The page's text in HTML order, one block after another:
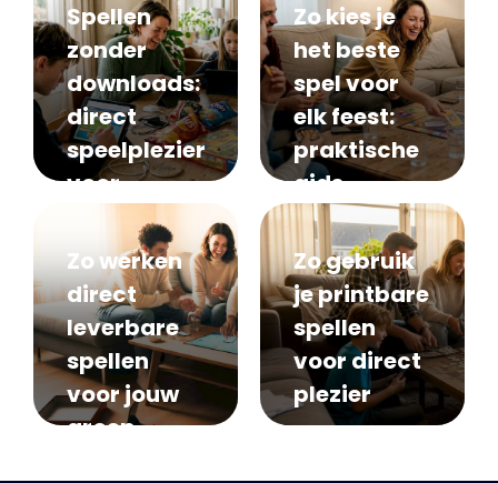
Spellen
zonder
downloads:
direct
speelplezier
voor
groepen
Zo kies je
het beste
spel voor
elk feest:
praktische
gids
Zo werken
direct
leverbare
spellen
voor jouw
groep
Zo gebruik
je printbare
spellen
voor direct
plezier